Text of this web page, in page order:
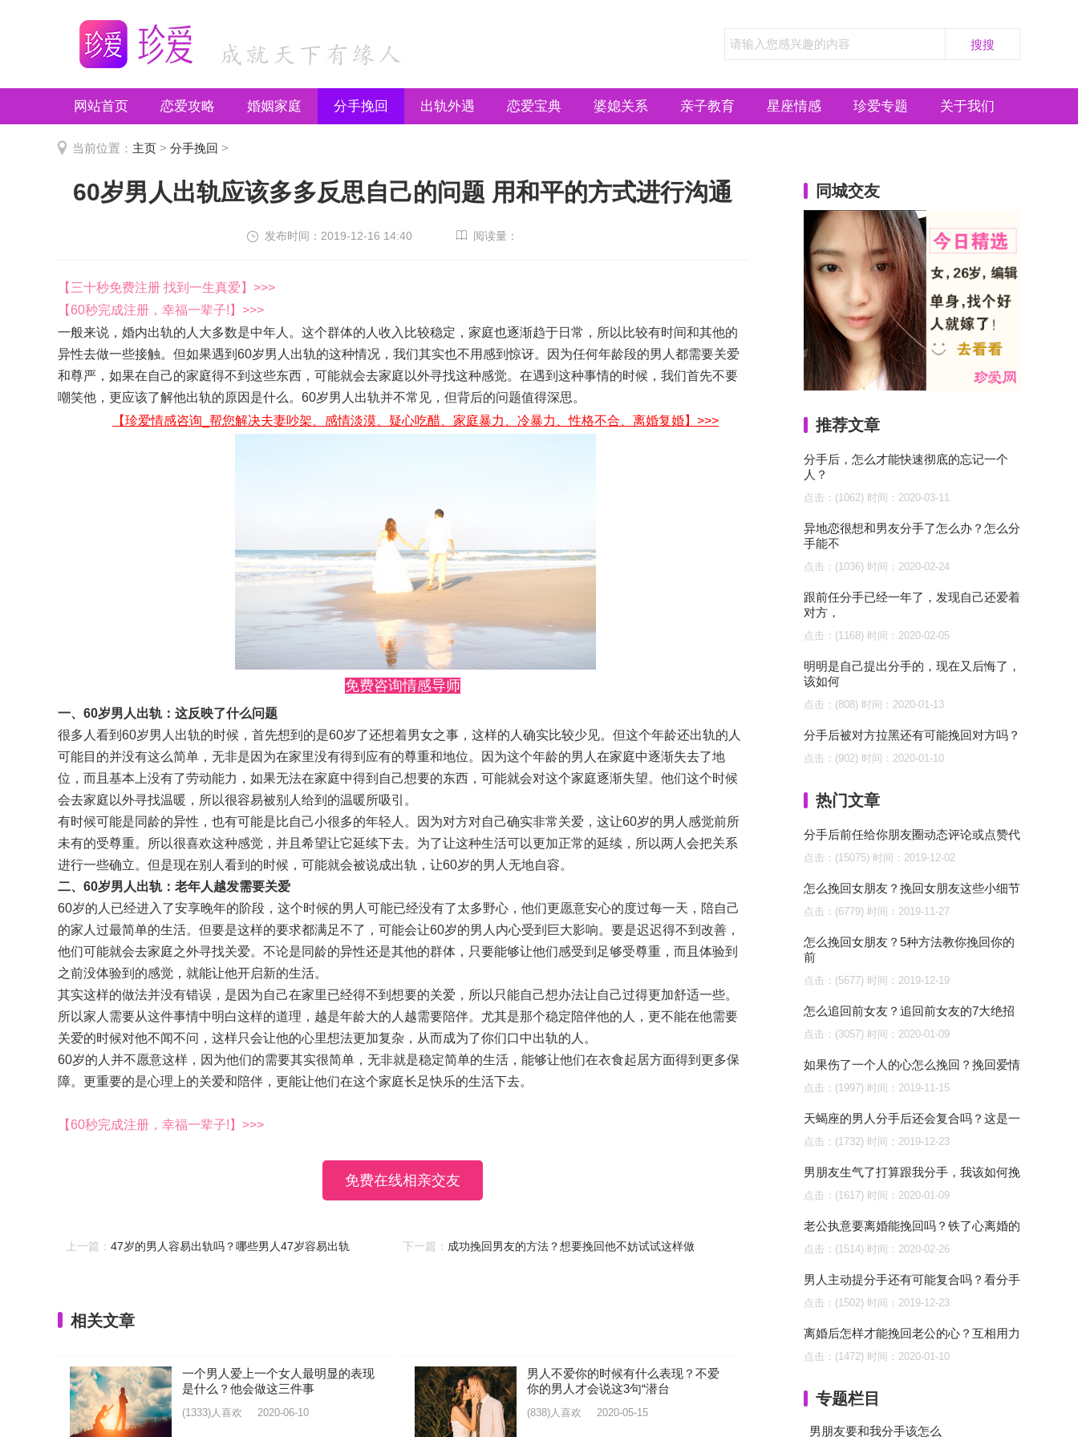
网站首页 恋爱攻略 婚姻家庭 分手挽回 出轨外遇 恋爱宝典 婆媳关系 亲子教育 星座情感 珍爱专题 关于我们
推荐文章
当前位置： 主页 > 分手挽回 >
60岁男人出轨应该多多反思自己的问题 用和平的方式进行沟通
发布时间：2019-12-16 14:40 阅读量：
【三十秒免费注册 找到一生真爱】>>>
【60秒完成注册，幸福一辈子!】>>>
一般来说，婚内出轨的人大多数是中年人。这个群体的人收入比较稳定，家庭也逐渐趋于日常，所以比较有时间和其他的
异性去做一些接触。但如果遇到60岁男人出轨的这种情况，我们其实也不用感到惊讶。因为任何年龄段的男人都需要关爱
和尊严，如果在自己的家庭得不到这些东西，可能就会去家庭以外寻找这种感觉。在遇到这种事情的时候，我们首先不要
嘲笑他，更应该了解他出轨的原因是什么。60岁男人出轨并不常见，但背后的问题值得深思。
【珍爱情感咨询_帮您解决夫妻吵架、感情淡漠、疑心吃醋、家庭暴力、冷暴力、性格不合、离婚复婚】>>>
免费咨询情感导师
一、60岁男人出轨：这反映了什么问题
很多人看到60岁男人出轨的时候，首先想到的是60岁了还想着男女之事，这样的人确实比较少见。但这个年龄还出轨的人
可能目的并没有这么简单，无非是因为在家里没有得到应有的尊重和地位。因为这个年龄的男人在家庭中逐渐失去了地
位，而且基本上没有了劳动能力，如果无法在家庭中得到自己想要的东西，可能就会对这个家庭逐渐失望。他们这个时候
会去家庭以外寻找温暖，所以很容易被别人给到的温暖所吸引。
有时候可能是同龄的异性，也有可能是比自己小很多的年轻人。因为对方对自己确实非常关爱，这让60岁的男人感觉前所
未有的受尊重。所以很喜欢这种感觉，并且希望让它延续下去。为了让这种生活可以更加正常的延续，所以两人会把关系
进行一些确立。但是现在别人看到的时候，可能就会被说成出轨，让60岁的男人无地自容。
二、60岁男人出轨：老年人越发需要关爱
60岁的人已经进入了安享晚年的阶段，这个时候的男人可能已经没有了太多野心，他们更愿意安心的度过每一天，陪自己
的家人过最简单的生活。但要是这样的要求都满足不了，可能会让60岁的男人内心受到巨大影响。要是迟迟得不到改善，
他们可能就会去家庭之外寻找关爱。不论是同龄的异性还是其他的群体，只要能够让他们感受到足够受尊重，而且体验到
之前没体验到的感觉，就能让他开启新的生活。
其实这样的做法并没有错误，是因为自己在家里已经得不到想要的关爱，所以只能自己想办法让自己过得更加舒适一些。
所以家人需要从这件事情中明白这样的道理，越是年龄大的人越需要陪伴。尤其是那个稳定陪伴他的人，更不能在他需要
关爱的时候对他不闻不问，这样只会让他的心里想法更加复杂，从而成为了你们口中出轨的人。
60岁的人并不愿意这样，因为他们的需要其实很简单，无非就是稳定简单的生活，能够让他们在衣食起居方面得到更多保
障。更重要的是心理上的关爱和陪伴，更能让他们在这个家庭长足快乐的生活下去。
【60秒完成注册，幸福一辈子!】>>>
免费在线相亲交友
上一篇： 47岁的男人容易出轨吗？哪些男人47岁容易出轨 下一篇： 成功挽回男友的方法？想要挽回他不妨试试这样做
相关文章
一个男人爱上一个女人最明显的表现
是什么？他会做这三件事
(1333)人喜欢 2020-06-10
男人不爱你的时候有什么表现？不爱
你的男人才会说这3句“潜台
(838)人喜欢 2020-05-15
同城交友
推荐文章
分手后，怎么才能快速彻底的忘记一个
人？
点击：(1062) 时间：2020-03-11
异地恋很想和男友分手了怎么办？怎么分
手能不
点击：(1036) 时间：2020-02-24
跟前任分手已经一年了，发现自己还爱着
对方，
点击：(1168) 时间：2020-02-05
明明是自己提出分手的，现在又后悔了，
该如何
点击：(808) 时间：2020-01-13
分手后被对方拉黑还有可能挽回对方吗？
点击：(902) 时间：2020-01-10
热门文章
分手后前任给你朋友圈动态评论或点赞代
点击：(15075) 时间：2019-12-02
怎么挽回女朋友？挽回女朋友这些小细节
点击：(6779) 时间：2019-11-27
怎么挽回女朋友？5种方法教你挽回你的
前
点击：(5677) 时间：2019-12-19
怎么追回前女友？追回前女友的7大绝招
点击：(3057) 时间：2020-01-09
如果伤了一个人的心怎么挽回？挽回爱情
点击：(1997) 时间：2019-11-15
天蝎座的男人分手后还会复合吗？这是一
点击：(1732) 时间：2019-12-23
男朋友生气了打算跟我分手，我该如何挽
点击：(1617) 时间：2020-01-09
老公执意要离婚能挽回吗？铁了心离婚的
点击：(1514) 时间：2020-02-26
男人主动提分手还有可能复合吗？看分手
点击：(1502) 时间：2019-12-23
离婚后怎样才能挽回老公的心？互相用力
点击：(1472) 时间：2020-01-10
专题栏目
男朋友要和我分手该怎么